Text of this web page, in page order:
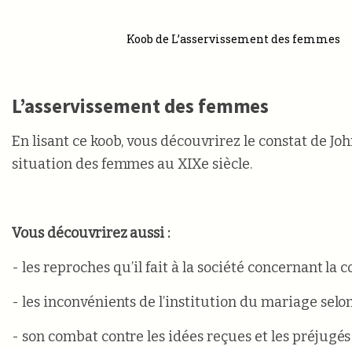
Koob de L’asservissement des femmes
L’asservissement des femmes
En lisant ce koob, vous découvrirez le constat de
situation des femmes au XIXe siècle.
Vous découvrirez aussi :
- les reproches qu’il fait à la société concernant la
- les inconvénients de l’institution du mariage
- son combat contre les idées reçues et les préjugés